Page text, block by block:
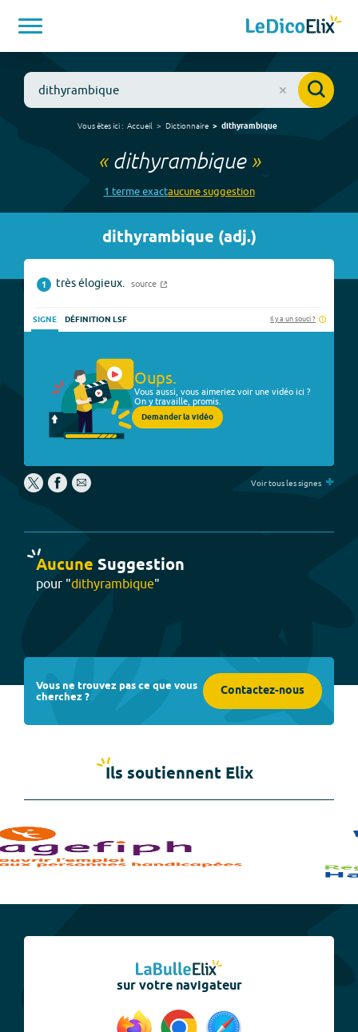
Vous êtes ici : Accueil Dictionnaire dithyrambique
« dithyrambique»
1 termeexactaucunesuggestion
dithyrambique (adj.)
1 très élogieux. source
SIGNE DÉFINITION LSF Il y a un souci ?
Oups.
Vous aussi, vous aimeriez voir une vidéo ici ?
On y travaille, promis.
Demander la vidéo
Voir tous les signes +
Aucune Suggestion
pour "dithyrambique"
Vous ne trouvez pas ce que vous
cherchez ? Contactez-nous
Ils soutiennent Elix
sur votre navigateur